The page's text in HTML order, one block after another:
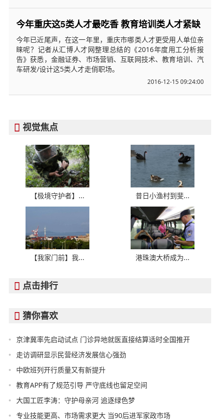
今年重庆这5类人才最吃香 教育培训类人才紧缺
今年已近尾声，在这一年里，重庆市哪类人才更受用人单位亲
睐呢？记者从汇博人才网整理总结的《2016年度用工分析报
告》获悉，金融证券、市场营销、互联网技术、教育培训、汽
车研发/设计这5类人才走俏职场。
2016-12-15 09:24:00
 视觉焦点
【极境守护者】... 昔日小渔村到斐...
【我家门前】我... 港珠澳大桥成为...
 点击排行
 猜你喜欢
京津冀率先启动试点 门诊异地就医直接结算适时全国推开
走访调研显示民营经济发展信心强劲
中欧班列开行质量又有新提升
教育APP有了规范引导 严守底线也留足空间
大国工匠李涛：守护母亲河 追逐绿色梦
专业技能更高、市场需求更大 当90后进军家政市场